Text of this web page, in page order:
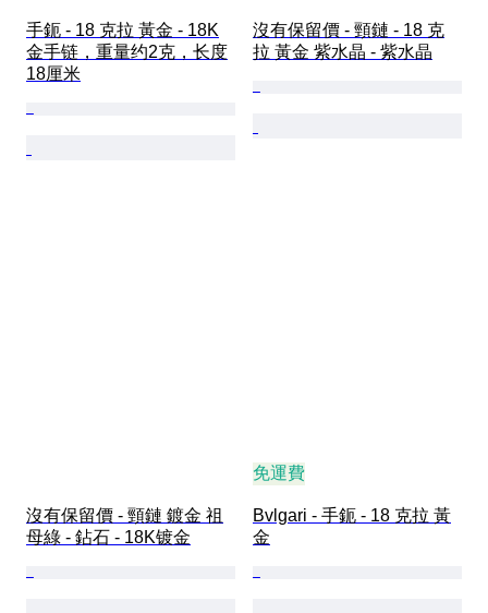
手鈪 - 18 克拉 黃金 - 18K
金手链，重量约2克，长度
18厘米
沒有保留價 - 頸鏈 - 18 克
拉 黃金 紫水晶 - 紫水晶
沒有保留價 - 頸鏈 鍍金 祖
母綠 - 鉆石 - 18K镀金
免運費
Bvlgari - 手鈪 - 18 克拉 黃
金